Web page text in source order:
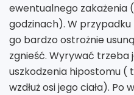
ewentualnego zakażenia
godzinach). W przypadku
go bardzo ostrożnie
zgnieść. Wyrywać trzeba
uszkodzenia hipostomu
wzdłuż osi jego ciała).